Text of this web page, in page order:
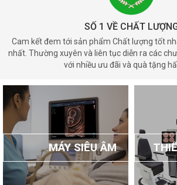
SỐ 1 VỀ CHẤT
Cam kết đem tới sản phẩm Chất lượng tốt
nhất. Thường xuyên và liên tục diễn ra các
với nhiều ưu đãi và quà tặng
MÁY SIÊU ÂM